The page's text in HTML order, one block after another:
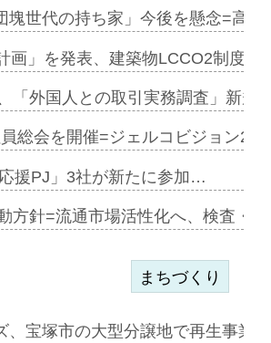
塊世代の持ち家」今後を懸念=高
画」を発表、建築物LCCO2制度
「外国人との取引実務調査」新規
総会を開催=ジェルコビジョン
援PJ」3社が新たに参加…
方針=流通市場活性化へ、検査・
まちづくり
、宝塚市の大型分譲地で再生事業